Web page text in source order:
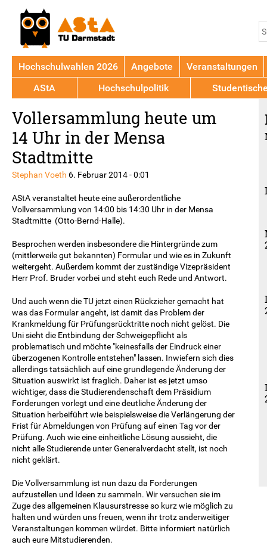
to
top
Vollersammlung heute um
14 Uhr in der Mensa
Stadtmitte
Stephan Voeth 6. Februar 2014 - 0:01
AStA veranstaltet heute eine außerordentliche
Vollversammlung von 14:00 bis 14:30 Uhr in der Mensa
Stadtmitte (Otto-Bernd-Halle).
Besprochen werden insbesondere die Hintergründe zum
(mittlerweile gut bekannten) Formular und wie es in Zukunft
weitergeht. Außerdem kommt der zuständige Vizepräsident
Herr Prof. Bruder vorbei und steht euch Rede und Antwort.
Und auch wenn die TU jetzt einen Rückzieher gemacht hat
was das Formularangeht, ist damit das Problem der
Krankmeldung für Prüfungsrücktritte noch nicht gelöst. Die
Uni sieht die Entbindung der Schweigepflicht als
problematisch und möchte "keinesfalls der Eindruck einer
überzogenen Kontrolle entstehen" lassen. Inwiefern sich dies
allerdings tatsächlich auf eine grundlegende Änderung der
Situation auswirkt ist fraglich. Daher ist es jetzt umso
wichtiger, dass die Studierendenschaft dem Präsidium
Forderungen vorlegt und eine deutliche Änderung der
Situation herbeiführt wie beispielsweise die Verlängerung der
Frist für Abmeldungen von Prüfung auf einen Tag vor der
Prüfung. Auch wie eine einheitliche Lösung aussieht, die
nicht alle Studierende unter Generalverdacht stellt, ist noch
nicht geklärt.
Die Vollversammlung ist nun dazu da Forderungen
aufzustellen und Ideen zu sammeln. Wir versuchen sie im
Zuge des allgemeinen Klausurstresse so kurz wie möglich zu
halten und würden uns freuen, wenn ihr trotz anderweitiger
Veranstaltungen kommen würdet. Bitte informiert natürlich
auch eure Mitstudierenden.
Hochschulwahlen 2026 Angebote
Veranstaltungen
AStA
Hochschulpolitik